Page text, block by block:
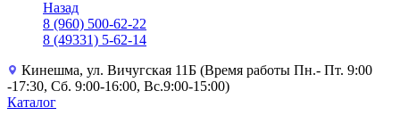
Назад
8 (960) 500-62-22
8 (49331) 5-62-14
Кинешма, ул. Вичугская 11Б (Время работы Пн.- Пт. 9:00
-17:30, Сб. 9:00-16:00, Вс.9:00-15:00)
Каталог